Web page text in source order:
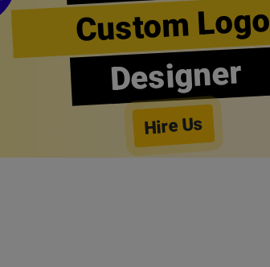
Custom Logo
Designer
Hire Us